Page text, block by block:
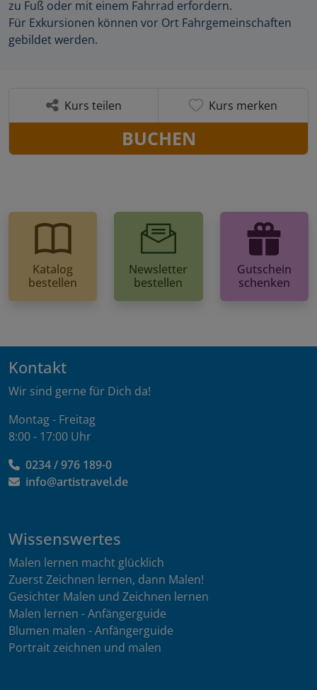
zu Fuß oder mit einem Fahrrad erfordern.
Für Exkursionen können vor Ort Fahrgemeinschaften
gebildet werden.
Kurs teilen Kurs merken
BUCHEN
Katalog
bestellen
Newsletter
bestellen
Gutschein
schenken
Kontakt
Wir sind gerne für Dich da!
Montag - Freitag
8:00 - 17:00 Uhr
0234 / 976 189-0
info@artistravel.de
Wissenswertes
Malen lernen macht glücklich
Zuerst Zeichnen lernen, dann Malen!
Gesichter Malen und Zeichnen lernen
Malen lernen - Anfängerguide
Blumen malen - Anfängerguide
Portrait zeichnen und malen